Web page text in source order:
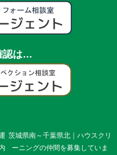
認は…
茨城県南～千葉県北｜ハウスクリ
ーニングの仲間を募集していま